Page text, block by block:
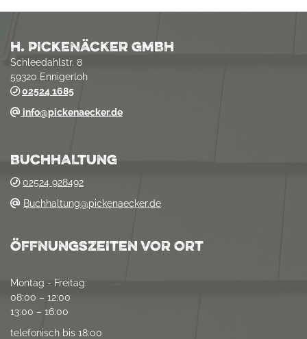
H. PICKENÄCKER GMBH
Schleedahlstr. 8
59320 Ennigerloh
02524 1685
info@pickenaecker.de
BUCHHALTUNG
02524 928492
Buchhaltung@pickenaecker.de
ÖFFNUNGSZEITEN VOR ORT
Montag - Freitag:
08:00 – 12:00
13:00 – 16:00
telefonisch bis 18:00